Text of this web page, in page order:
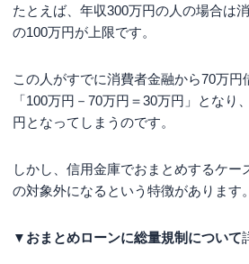
たとえば、年収300万円の人の場合は
の100万円が上限です。
この人がすでに消費者金融から70万円
「100万円－70万円＝30万円」となり
円となってしまうのです。
しかし、信用金庫でおまとめするケー
の対象外になるという特徴があります。
▼おまとめローンに総量規制について